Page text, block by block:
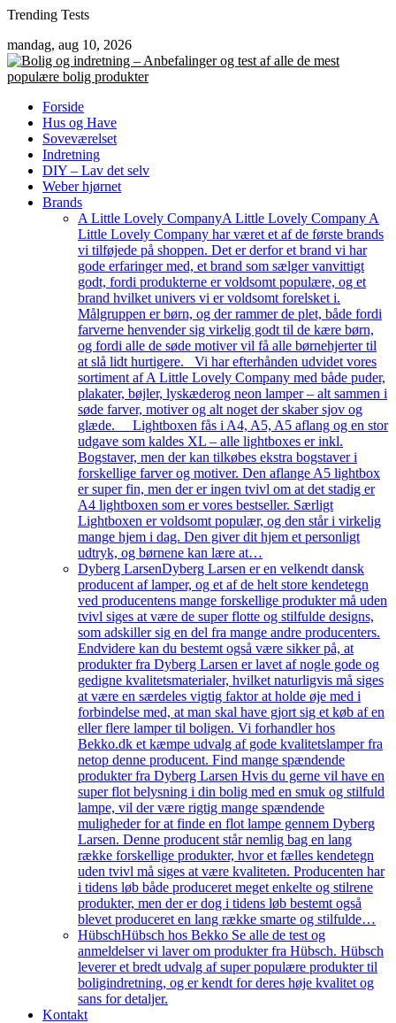
Skip
content
Trending Tests
mandag, aug 10, 2026
Forside
Hus og Have
Soveværelset
Indretning
DIY – Lav det selv
Weber hjørnet
Brands
A Little Lovely CompanyA Little Lovely Company A
Little Lovely Company har været et af de første brands
vi tilføjede på shoppen. Det er derfor et brand vi har
gode erfaringer med, et brand som sælger vanvittigt
godt, fordi produkterne er voldsomt populære, og et
brand hvilket univers vi er voldsomt forelsket i.
Målgruppen er børn, og der rammer de plet, både fordi
farverne henvender sig virkelig godt til de kære børn,
og fordi alle de søde motiver vil få alle børnehjerter til
at slå lidt hurtigere. Vi har efterhånden udvidet vores
sortiment af A Little Lovely Company med både puder,
plakater, bøjler, lyskæderog neon lamper – alt sammen i
søde farver, motiver og alt noget der skaber sjov og
glæde. Lightboxen fås i A4, A5, A5 aflang og en stor
udgave som kaldes XL – alle lightboxes er inkl.
Bogstaver, men der kan tilkøbes ekstra bogstaver i
forskellige farver og motiver. Den aflange A5 lightbox
er super fin, men der er ingen tvivl om at det stadig er
A4 lightboxen som er vores bestseller. Særligt
Lightboxen er voldsomt populær, og den står i virkelig
mange hjem i dag. Den giver dit hjem et personligt
udtryk, og børnene kan lære at…
Dyberg LarsenDyberg Larsen er en velkendt dansk
producent af lamper, og et af de helt store kendetegn
ved producentens mange forskellige produkter må uden
tvivl siges at være de super flotte og stilfulde designs,
som adskiller sig en del fra mange andre producenters.
Endvidere kan du bestemt også være sikker på, at
produkter fra Dyberg Larsen er lavet af nogle gode og
gedigne kvalitetsmaterialer, hvilket naturligvis må siges
at være en særdeles vigtig faktor at holde øje med i
forbindelse med, at man skal have gjort sig et køb af en
eller flere lamper til boligen. Vi forhandler hos
Bekko.dk et kæmpe udvalg af gode kvalitetslamper fra
netop denne producent. Find mange spændende
produkter fra Dyberg Larsen Hvis du gerne vil have en
super flot belysning i din bolig med en smuk og stilfuld
lampe, vil der være rigtig mange spændende
muligheder for at finde en flot lampe gennem Dyberg
Larsen. Denne producent står nemlig bag en lang
række forskellige produkter, hvor et fælles kendetegn
uden tvivl må siges at være kvaliteten. Producenten har
i tidens løb både produceret meget enkelte og stilrene
produkter, men der er dog i tidens løb bestemt også
blevet produceret en lang række smarte og stilfulde…
HübschHübsch hos Bekko Se alle de test og
anmeldelser vi laver om produkter fra Hübsch. Hübsch
leverer et bredt udvalg af super populære produkter til
boligindretning, og er kendt for deres høje kvalitet og
sans for detaljer.
Kontakt